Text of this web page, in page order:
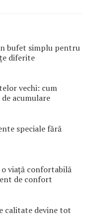
bufet simplu pentru
diferite
vechi: cum
acumulare
speciale fără
viață confortabilă
de confort
calitate devine tot